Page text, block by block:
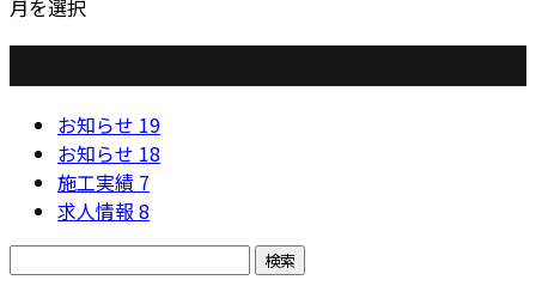
月を選択
お知らせ 19
お知らせ 18
施工実績 7
求人情報 8